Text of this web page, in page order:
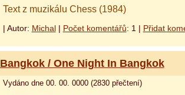
Text z muzikálu Chess (1984)
| Autor: Michal| Počet komentářů: 1 | Přidat
Bangkok / One Night In Bangkok
Vydáno dne 00. 00. 0000 (2830 přečtení)